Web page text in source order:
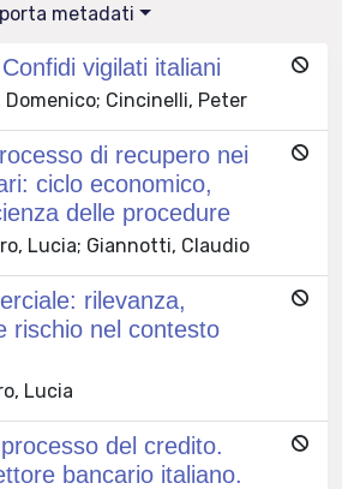
metadati
vigilati italiani
Cincinelli, Peter
di recupero nei
ciclo economico,
delle procedure
Lucia; Giannotti, Claudio
rilevanza,
rischio nel contesto
Lucia
del credito.
bancario italiano.